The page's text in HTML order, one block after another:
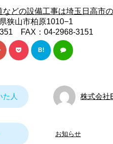
どの設備工事は埼玉日高市
狭山市柏原1010−1
FAX：04-2968-3151
B!
た人 株式会社
お知らせ